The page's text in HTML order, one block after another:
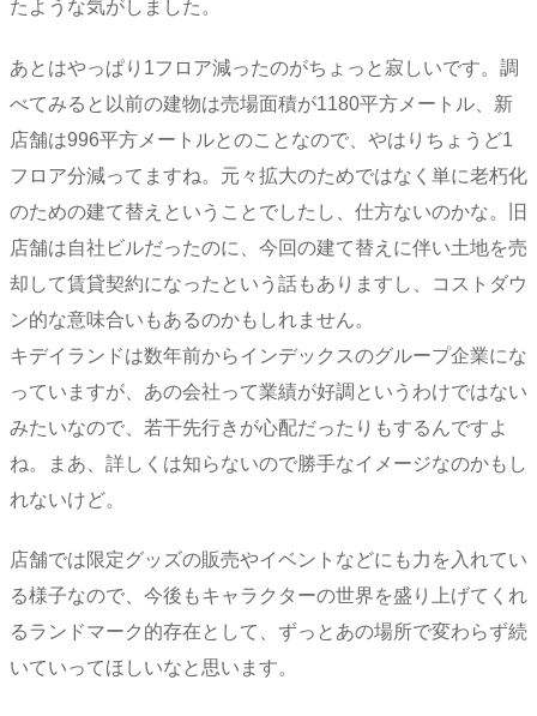
たような気がしました。
あとはやっぱり1フロア減ったのがちょっと寂しいです。調
べてみると以前の建物は売場面積が1180平方メートル、新
店舗は996平方メートルとのことなので、やはりちょうど1
フロア分減ってますね。元々拡大のためではなく単に老朽化
のための建て替えということでしたし、仕方ないのかな。旧
店舗は自社ビルだったのに、今回の建て替えに伴い土地を売
却して賃貸契約になったという話もありますし、コストダウ
ン的な意味合いもあるのかもしれません。
キデイランドは数年前からインデックスのグループ企業にな
っていますが、あの会社って業績が好調というわけではない
みたいなので、若干先行きが心配だったりもするんですよ
ね。まあ、詳しくは知らないので勝手なイメージなのかもし
れないけど。
店舗では限定グッズの販売やイベントなどにも力を入れてい
る様子なので、今後もキャラクターの世界を盛り上げてくれ
るランドマーク的存在として、ずっとあの場所で変わらず続
いていってほしいなと思います。